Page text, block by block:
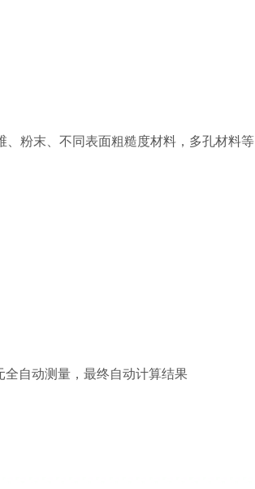
粉末、不同表面粗糙度材料，多孔材料等
自动测量，最终自动计算结果